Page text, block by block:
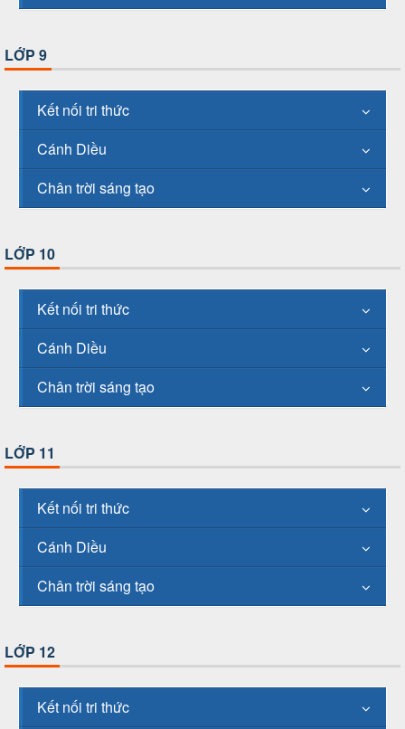
LỚP 9
Kết nối tri thức
Cánh Diều
Chân trời sáng tạo
LỚP 10
Kết nối tri thức
Cánh Diều
Chân trời sáng tạo
LỚP 11
Kết nối tri thức
Cánh Diều
Chân trời sáng tạo
LỚP 12
Kết nối tri thức